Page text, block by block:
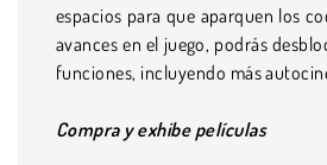
espacios para que aparquen los
avances en el juego, podrás
funciones, incluyendo más
Compra y exhibe películas